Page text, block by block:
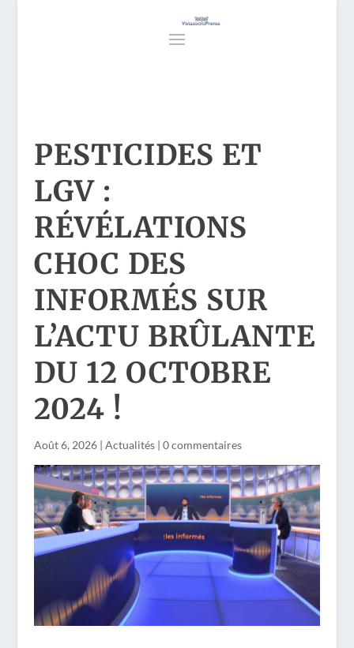
PESTICIDES ET
LGV :
RÉVÉLATIONS
CHOC DES
INFORMÉS SUR
L’ACTU BRÛLANTE
DU 12 OCTOBRE
2024 !
Août 6, 2026| Actualités| 0 commentaires